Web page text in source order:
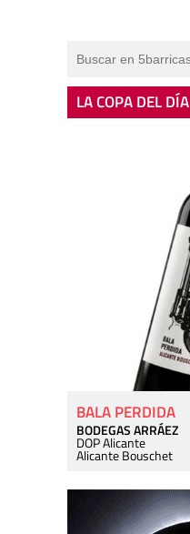
LA COPA DEL DÍA
BALA PERDIDA
BODEGAS ARRÁEZ
DOP Alicante
Alicante Bouschet